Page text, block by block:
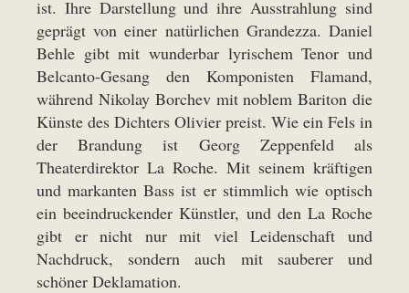
ist. Ihre Darstellung und ihre Ausstrahlung sind
geprägt von einer natürlichen Grandezza. Daniel
Behle gibt mit wunderbar lyrischem Tenor und
Belcanto-Gesang den Komponisten Flamand,
während Nikolay Borchev mit noblem Bariton die
Künste des Dichters Olivier preist. Wie ein Fels in
der Brandung ist Georg Zeppenfeld als
Theaterdirektor La Roche. Mit seinem kräftigen
und markanten Bass ist er stimmlich wie optisch
ein beeindruckender Künstler, und den La Roche
gibt er nicht nur mit viel Leidenschaft und
Nachdruck, sondern auch mit sauberer und
schöner Deklamation.